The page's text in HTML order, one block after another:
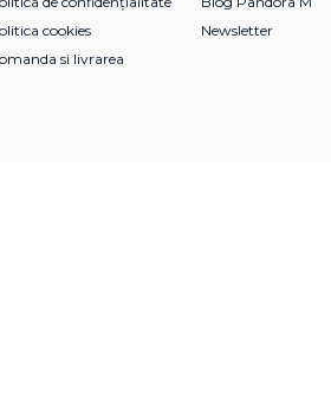
cookies
si livrarea
Newsletter